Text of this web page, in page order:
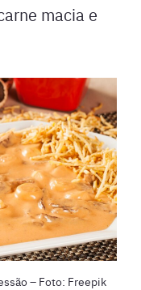
macia e
– Foto: Freepik